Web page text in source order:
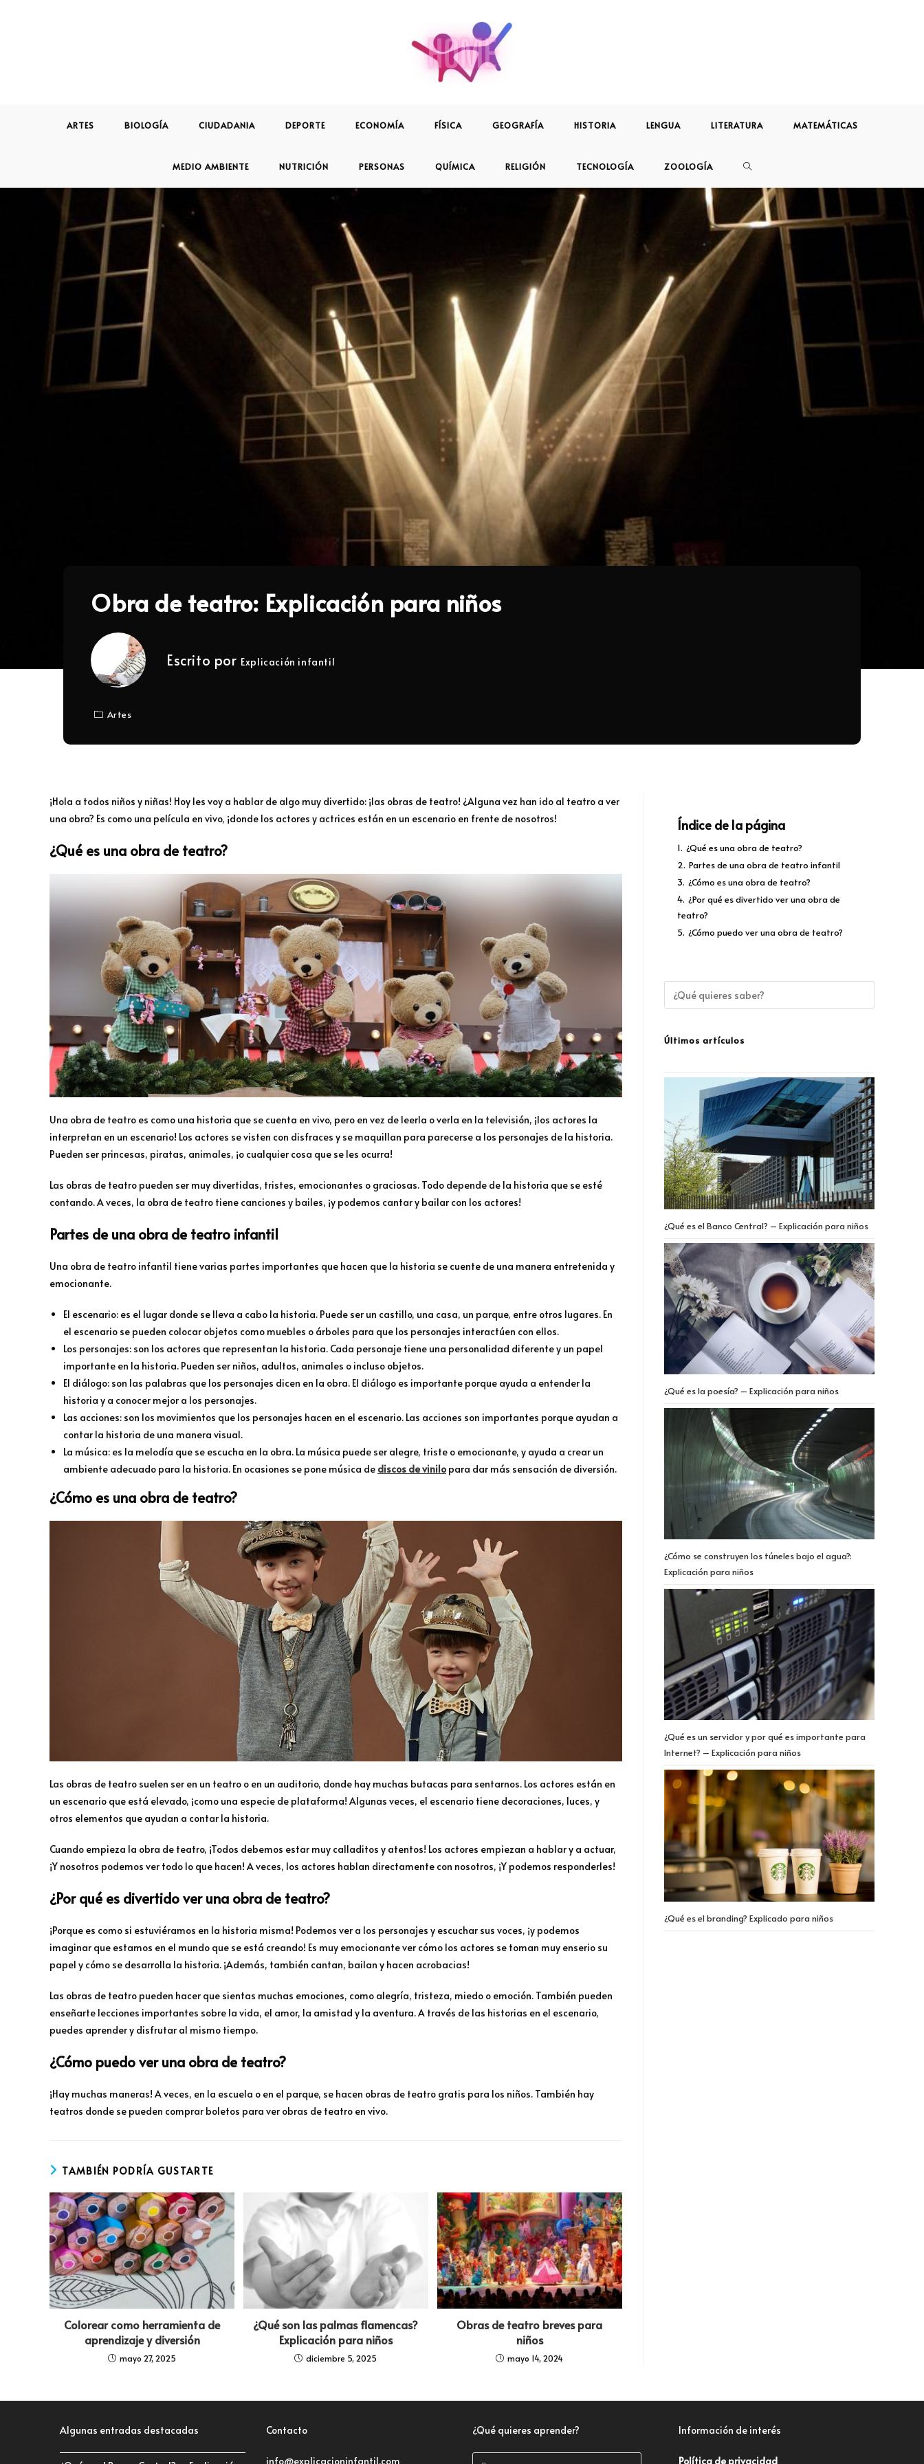
ARTES BIOLOGÍA CIUDADANIA DEPORTE ECONOMÍA FÍSICA GEOGRAFÍA HISTORIA LENGUA LITERATURA MATEMÁTICAS
MEDIO AMBIENTE NUTRICIÓN PERSONAS QUÍMICA RELIGIÓN TECNOLOGÍA ZOOLOGÍA
Obra de teatro: Explicación para niños
Escrito por Explicación infantil
Artes
¡Hola a todos niños y niñas! Hoy les voy a hablar de algo muy divertido: ¡las obras de teatro! ¿Alguna vez han ido al teatro a ver
una obra? Es como una película en vivo, ¡donde los actores y actrices están en un escenario en frente de nosotros!
¿Qué es una obra de teatro?
Una obra de teatro es como una historia que se cuenta en vivo, pero en vez de leerla o verla en la televisión, ¡los actores la
interpretan en un escenario! Los actores se visten con disfraces y se maquillan para parecerse a los personajes de la historia.
Pueden ser princesas, piratas, animales, ¡o cualquier cosa que se les ocurra!
Las obras de teatro pueden ser muy divertidas, tristes, emocionantes o graciosas. Todo depende de la historia que se esté
contando. A veces, la obra de teatro tiene canciones y bailes, ¡y podemos cantar y bailar con los actores!
Partes de una obra de teatro infantil
Una obra de teatro infantil tiene varias partes importantes que hacen que la historia se cuente de una manera entretenida y
emocionante.
El escenario: es el lugar donde se lleva a cabo la historia. Puede ser un castillo, una casa, un parque, entre otros lugares. En
el escenario se pueden colocar objetos como muebles o árboles para que los personajes interactúen con ellos.
Los personajes: son los actores que representan la historia. Cada personaje tiene una personalidad diferente y un papel
importante en la historia. Pueden ser niños, adultos, animales o incluso objetos.
El diálogo: son las palabras que los personajes dicen en la obra. El diálogo es importante porque ayuda a entender la
historia y a conocer mejor a los personajes.
Las acciones: son los movimientos que los personajes hacen en el escenario. Las acciones son importantes porque ayudan a
contar la historia de una manera visual.
La música: es la melodía que se escucha en la obra. La música puede ser alegre, triste o emocionante, y ayuda a crear un
ambiente adecuado para la historia. En ocasiones se pone música de discos de vinilo para dar más sensación de diversión.
¿Cómo es una obra de teatro?
Las obras de teatro suelen ser en un teatro o en un auditorio, donde hay muchas butacas para sentarnos. Los actores están en
un escenario que está elevado, ¡como una especie de plataforma! Algunas veces, el escenario tiene decoraciones, luces, y
otros elementos que ayudan a contar la historia.
Cuando empieza la obra de teatro, ¡Todos debemos estar muy calladitos y atentos! Los actores empiezan a hablar y a actuar,
¡Y nosotros podemos ver todo lo que hacen! A veces, los actores hablan directamente con nosotros, ¡Y podemos responderles!
¿Por qué es divertido ver una obra de teatro?
¡Porque es como si estuviéramos en la historia misma! Podemos ver a los personajes y escuchar sus voces, ¡y podemos
imaginar que estamos en el mundo que se está creando! Es muy emocionante ver cómo los actores se toman muy enserio su
papel y cómo se desarrolla la historia. ¡Además, también cantan, bailan y hacen acrobacias!
Las obras de teatro pueden hacer que sientas muchas emociones, como alegría, tristeza, miedo o emoción. También pueden
enseñarte lecciones importantes sobre la vida, el amor, la amistad y la aventura. A través de las historias en el escenario,
puedes aprender y disfrutar al mismo tiempo.
¿Cómo puedo ver una obra de teatro?
¡Hay muchas maneras! A veces, en la escuela o en el parque, se hacen obras de teatro gratis para los niños. También hay
teatros donde se pueden comprar boletos para ver obras de teatro en vivo.
TAMBIÉN PODRÍA GUSTARTE
Colorear como herramienta de
aprendizaje y diversión
mayo 27, 2025
¿Qué son las palmas flamencas?
Explicación para niños
diciembre 5, 2025
Obras de teatro breves para
niños
mayo 14, 2024
Índice de la página
1. ¿Qué es una obra de teatro?
2. Partes de una obra de teatro infantil
3. ¿Cómo es una obra de teatro?
4. ¿Por qué es divertido ver una obra de
teatro?
5. ¿Cómo puedo ver una obra de teatro?
Últimos artículos
¿Qué es el Banco Central? – Explicación para niños
¿Qué es la poesía? – Explicación para niños
¿Cómo se construyen los túneles bajo el agua?:
Explicación para niños
¿Qué es un servidor y por qué es importante para
Internet? – Explicación para niños
¿Qué es el branding? Explicado para niños
Algunas entradas destacadas Contacto
info@explicacioninfantil.com
¿Qué quieres aprender? Información de interés
Política de privacidad